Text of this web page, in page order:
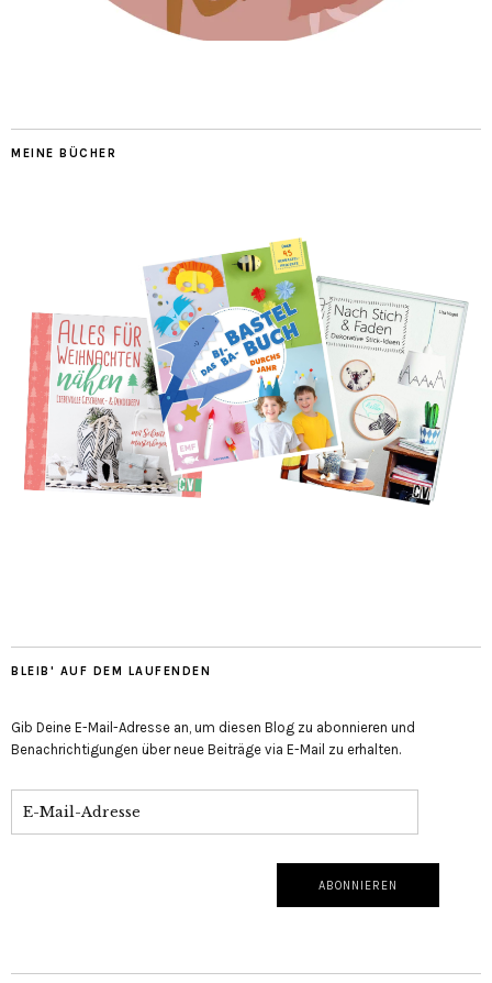
MEINE BÜCHER
BLEIB' AUF DEM LAUFENDEN
Gib Deine E-Mail-Adresse an, um diesen Blog zu abonnieren und
Benachrichtigungen über neue Beiträge via E-Mail zu erhalten.